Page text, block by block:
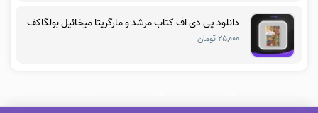
دانلود پی دی اف کتاب مرشد و مارگریتا میخائیل بولگاکف
۲۵,۰۰۰ تومان